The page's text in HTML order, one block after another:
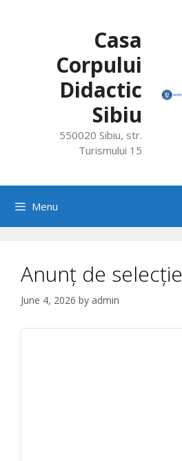
Casa
Corpului
Didactic
Sibiu
550020 Sibiu, str.
Turismului 15
Menu
Anunț de selecție
June 4, 2026 by admin